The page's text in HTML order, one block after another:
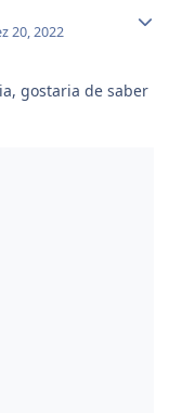
20, 2022
gostaria de saber